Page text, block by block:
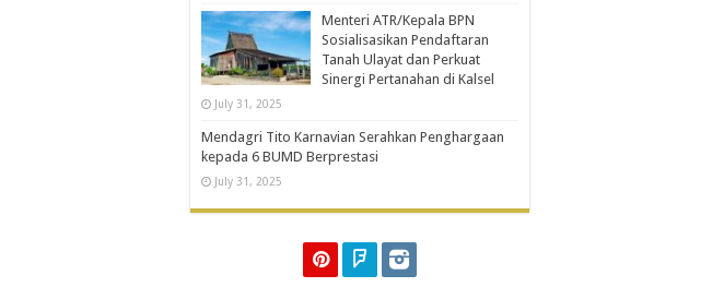
Menteri ATR/Kepala BPN
Sosialisasikan Pendaftaran
Tanah Ulayat dan Perkuat
Sinergi Pertanahan di Kalsel
July 31, 2025
Mendagri Tito Karnavian Serahkan Penghargaan
kepada 6 BUMD Berprestasi
July 31, 2025